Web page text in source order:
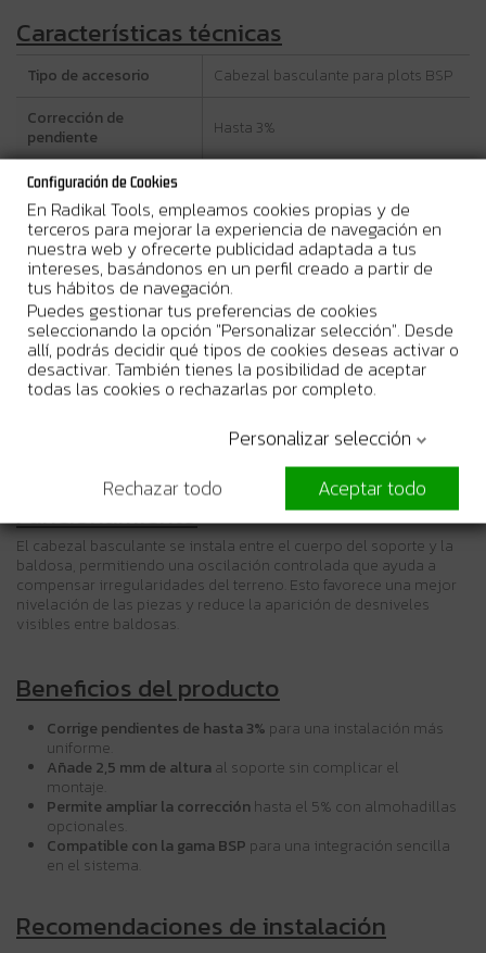
Características técnicas
Tipo de accesorio
Cabezal basculante para plots BSP
Corrección de
pendiente
Hasta 3%
Incremento de altura
Compatibilidad
Soportes Peygran BSP
Compatibilidad con
almohadillas
Almohadillas 0% y 2% (opcionales,
no incluidas)
Corrección máxima
combinada
Hasta 5%
Compatibilidad no
No compatible con almohadilla fija
10 unidades
Funcionamiento
El cabezal basculante se instala entre el cuerpo del soporte y la
baldosa, permitiendo una oscilación controlada que ayuda a
compensar irregularidades del terreno. Esto favorece una mejor
nivelación de las piezas y reduce la aparición de desniveles
visibles entre baldosas.
Beneficios del producto
Corrige pendientes de hasta 3% para una instalación más
uniforme.
Añade 2,5 mm de altura al soporte sin complicar el
montaje.
Permite ampliar la corrección hasta el 5% con almohadillas
opcionales.
Compatible con la gama BSP para una integración sencilla
en el sistema.
Recomendaciones de instalación
Configuración de Cookies
En Radikal Tools, empleamos cookies propias y de
terceros para mejorar la experiencia de navegación en
nuestra web y ofrecerte publicidad adaptada a tus
intereses, basándonos en un perfil creado a partir de
tus hábitos de navegación.
Puedes gestionar tus preferencias de cookies
seleccionando la opción "Personalizar selección". Desde
allí, podrás decidir qué tipos de cookies deseas activar o
desactivar. También tienes la posibilidad de aceptar
todas las cookies o rechazarlas por completo.
Personalizar selección
Rechazar todo
Aceptar todo